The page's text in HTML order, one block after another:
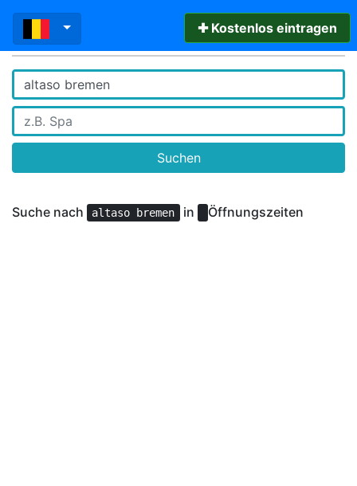
✚ Kostenlos eintragen
Suchen
Suche nach altaso bremen in Öffnungszeiten